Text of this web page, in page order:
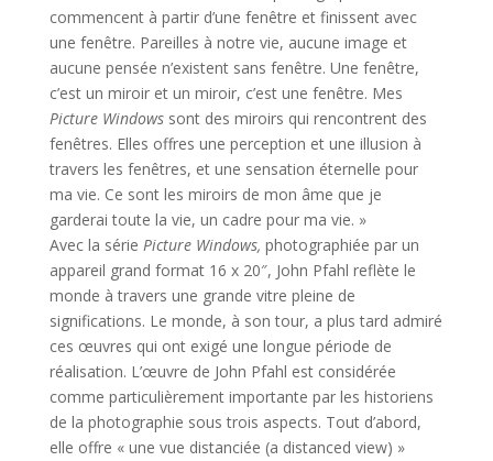
commencent à partir d’une fenêtre et finissent avec
une fenêtre. Pareilles à notre vie, aucune image et
aucune pensée n’existent sans fenêtre. Une fenêtre,
c’est un miroir et un miroir, c’est une fenêtre. Mes
Picture Windowssont des miroirs qui rencontrent des
fenêtres. Elles offres une perception et une illusion à
travers les fenêtres, et une sensation éternelle pour
ma vie. Ce sont les miroirs de mon âme que je
garderai toute la vie, un cadre pour ma vie. »
Avec la série Picture Windows, photographiée par un
appareil grand format 16 x 20″, John Pfahl reflète le
monde à travers une grande vitre pleine de
significations. Le monde, à son tour, a plus tard admiré
ces œuvres qui ont exigé une longue période de
réalisation. L’œuvre de John Pfahl est considérée
comme particulièrement importante par les historiens
de la photographie sous trois aspects. Tout d’abord,
elle offre « une vue distanciée (a distanced view) »